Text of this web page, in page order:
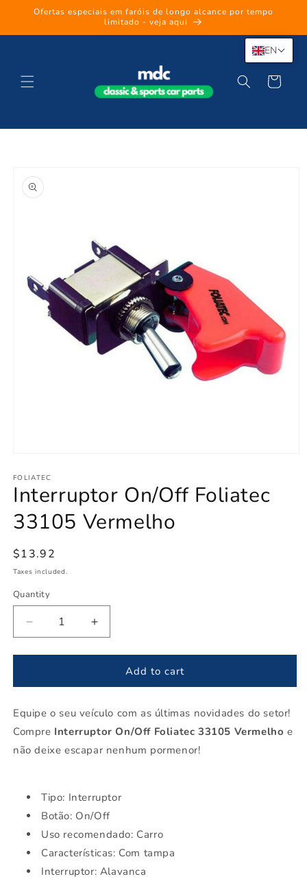
Skip to
Ofertas especiais em faróis de longo alcance por tempo
limitado - veja aqui
Cart
product
information
1
in
modal
FOLIATEC
Interruptor On/Off Foliatec
33105 Vermelho
Regular
price
$13.92
Taxes included.
Quantity
Decrease
quantity
for
On/Off
33105
Vermelho
Increase
quantity
for
Interruptor
On/Off
33105
Vermelho
Add to cart
Equipe o seu veículo com as últimas novidades do setor!
Compre Interruptor On/Off Foliatec 33105 Vermelho e
não deixe escapar nenhum pormenor!
Tipo: Interruptor
Botão: On/Off
Uso recomendado: Carro
Características: Com tampa
Interruptor: Alavanca
EN